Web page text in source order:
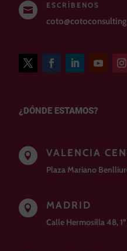

ESCRÍBENOS
¿DÓNDE ESTAMOS?
 VALENCIA
Plaza Mariano
 MADRID
Calle Hermosilla 48,